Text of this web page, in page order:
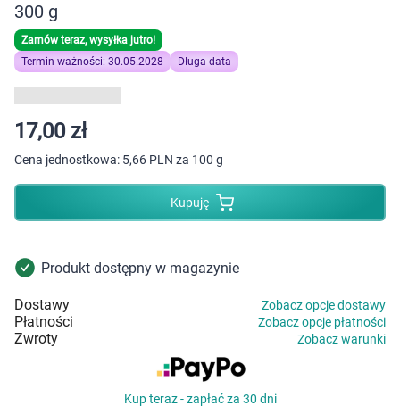
Kobieta w ciąży i mama
Dziecko
Higiena
Kosmetyki
Mężczyzna
Zdrowy styl życia
Zabawki
300 g
Zamów teraz, wysyłka jutro!
Termin ważności: 30.05.2028
Długa data
17,00 zł
Cena jednostkowa: 5,66 PLN za 100 g
Kupuję
Produkt dostępny w magazynie
Dostawy Zobacz opcje dostawy
Płatności Zobacz opcje płatności
Zwroty Zobacz warunki
Kup teraz - zapłać za 30 dni